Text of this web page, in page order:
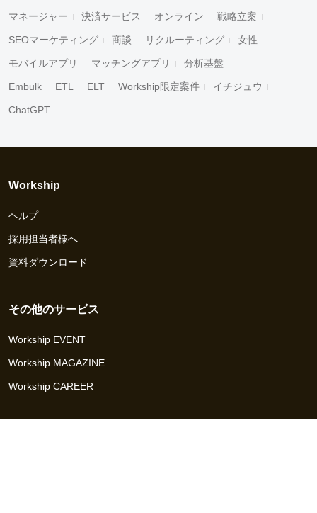
マネージャー 決済サービス オンライン 戦略立案
SEOマーケティング 商談 リクルーティング 女性
モバイルアプリ マッチングアプリ 分析基盤
Embulk ETL ELT Workship限定案件 イチジュウ
ChatGPT
Workship
ヘルプ
採用担当者様へ
資料ダウンロード
その他のサービス
Workship EVENT
Workship MAGAZINE
Workship CAREER